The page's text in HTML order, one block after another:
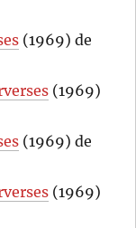
(1969) de
(1969)
(1969) de
(1969)